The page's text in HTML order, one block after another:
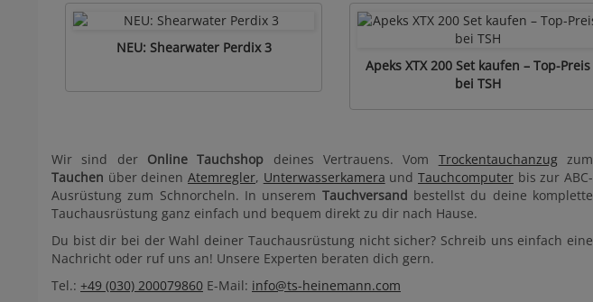
NEU: Shearwater Perdix 3
Apeks XTX 200 Set kaufen – Top-Preis
bei TSH
Wir sind der Online Tauchshop deines Vertrauens. Vom Trockentauchanzugzum
Tauchen über deinen Atemregler, Unterwasserkamera undTauchcomputer bis zur ABC-
Ausrüstung zum Schnorcheln. In unserem Tauchversand bestellst du deine komplette
Tauchausrüstung ganz einfach und bequem direkt zu dir nach Hause.
Du bist dir bei der Wahl deiner Tauchausrüstung nicht sicher? Schreib uns einfach eine
Nachricht oder ruf uns an! Unsere Experten beraten dich gern.
Tel.: +49 (030) 200079860 E-Mail: info@ts-heinemann.com